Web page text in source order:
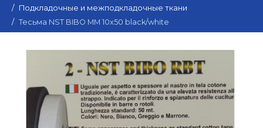
Подкладочные и межподкладочные ткани
Тесьма NST BIBO MM 10x50 black/white